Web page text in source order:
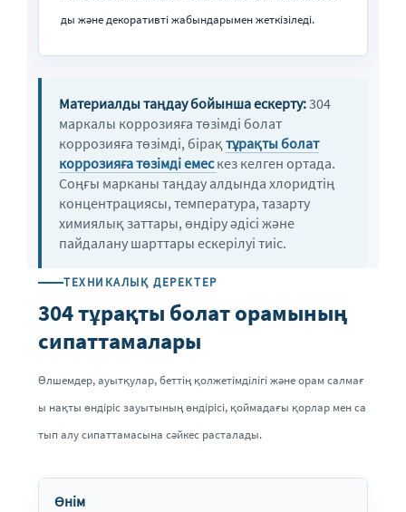
ды және декоративті жабындарымен жеткізіледі.
Материалды таңдау бойынша ескерту:304
маркалы коррозияға төзімді болат
коррозияға төзімді, бірақтұрақты болат
коррозияға төзімді емескез келген ортада.
Соңғы марканы таңдау алдында хлоридтің
концентрациясы, температура, тазарту
химиялық заттары, өндіру әдісі және
пайдалану шарттары ескерілуі тиіс.
ТЕХНИКАЛЫҚ ДЕРЕКТЕР
304 тұрақты болат орамының
сипаттамалары
Өлшемдер, ауытқулар, беттің қолжетімділігі және орам салмағ
ы нақты өндіріс зауытының өндірісі, қоймадағы қорлар мен са
тып алу сипаттамасына сәйкес расталады.
Өнім